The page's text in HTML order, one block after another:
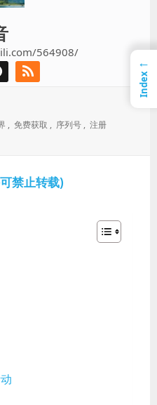
564908/
, 免费获取 , 序列号 , 注册
禁止转载)
←
Index